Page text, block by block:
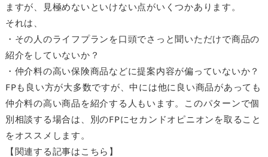
ますが、見極めないといけない点がいくつかあります。
それは、
・その人のライフプランを口頭でさっと聞いただけで商品の
紹介をしていないか？
・仲介料の高い保険商品などに提案内容が偏っていないか？
FPも良い方が大多数ですが、中には他に良い商品があっても
仲介料の高い商品を紹介する人もいます。このパターンで個
別相談する場合は、別のFPにセカンドオピニオンを取ること
をオススメします。
【関連する記事はこちら】